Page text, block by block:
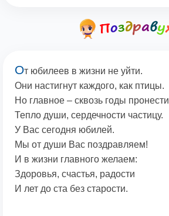
От юбилеев в жизни не уйти.
Они настигнут каждого, как птицы.
Но главное – сквозь годы пронести
Тепло души, сердечности частицу.
У Вас сегодня юбилей.
Мы от души Вас поздравляем!
И в жизни главного желаем:
Здоровья, счастья, радости
И лет до ста без старости.